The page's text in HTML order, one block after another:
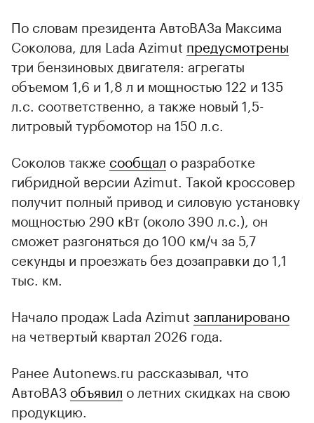
00:00 / 00:00
По словам президента АвтоВАЗа Максима
Соколова, для Lada Azimut предусмотрены
три бензиновых двигателя: агрегаты
объемом 1,6 и 1,8 л и мощностью 122 и 135
л.с. соответственно, а также новый 1,5-
литровый турбомотор на 150 л.с.
Соколов также сообщал о разработке
гибридной версии Azimut. Такой кроссовер
получит полный привод и силовую установку
мощностью 290 кВт (около 390 л.с.), он
сможет разгоняться до 100 км/ч за 5,7
секунды и проезжать без дозаправки до 1,1
тыс. км.
Начало продаж Lada Azimut запланировано
на четвертый квартал 2026 года.
Ранее Autonews.ru рассказывал, что
АвтоВАЗ объявил о летних скидках на свою
продукцию.